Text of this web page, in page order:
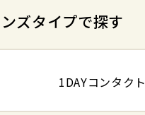
ズタイプで探す
1DAYコンタクト